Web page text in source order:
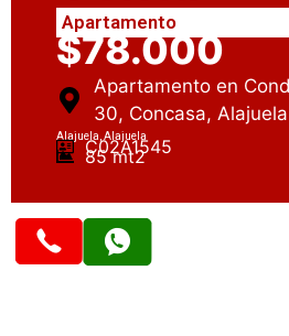
Apartamento
$78.000
Apartamento en
30, Concasa, Alajuela
Alajuela, Alajuela
C02A1545
85 mt2